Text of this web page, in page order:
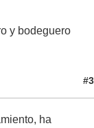
y bodeguero
#3
ha